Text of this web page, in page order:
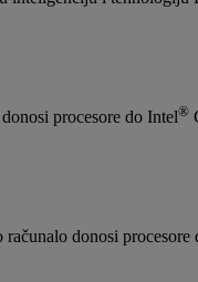
procesore do Intel®
donosi procesore